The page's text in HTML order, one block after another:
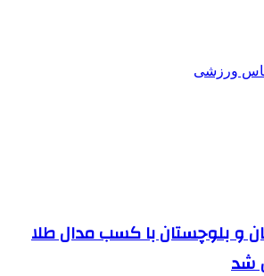
ورزشی
و بلوچستان با کسب مدال طلا
شد